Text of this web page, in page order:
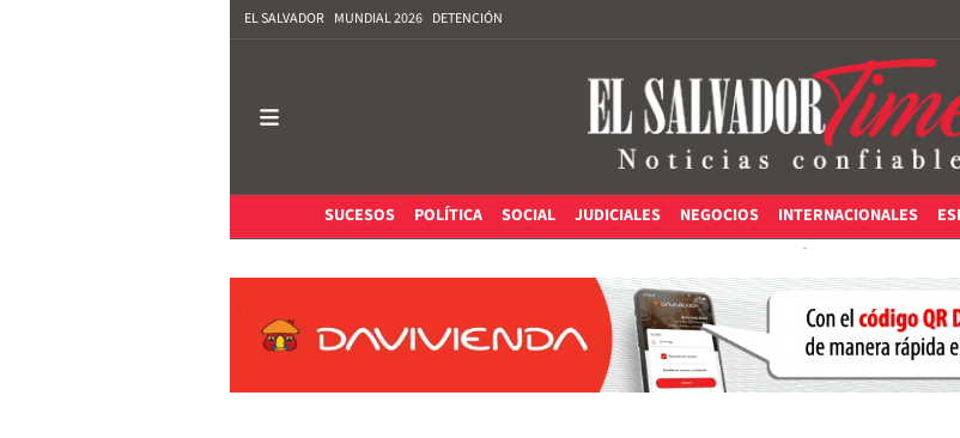
EL SALVADOR MUNDIAL 2026 DETENCIÓN
SUCESOS
POLÍTICA SOCIAL JUDICIALES NEGOCIOS INTERNACIONALES